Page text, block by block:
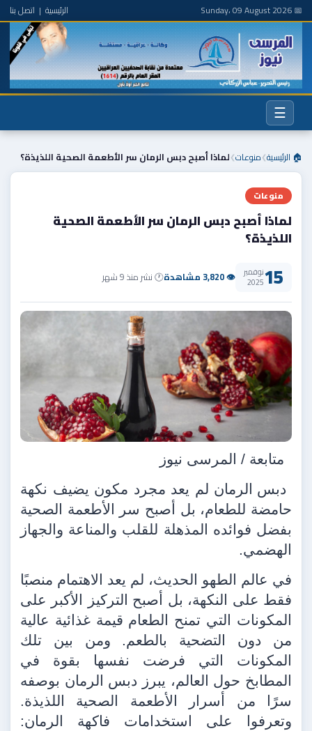
📅 Sunday، 09 August 2026 الرئيسية | اتصل بنا
☰
🏠 الرئيسية❯منوعات❯لماذا أصبح دبس الرمان سر الأطعمة الصحية اللذيذة؟
منوعات
لماذا أصبح دبس الرمان سر الأطعمة الصحية
اللذيذة؟
15نوفمبر
2025 👁 3,820 مشاهدة 🕐 نشر منذ 9 شهر
متابعة / المرسى نيوز
دبس الرمان لم يعد مجرد مكون يضيف نكهة
حامضة للطعام، بل أصبح سر الأطعمة الصحية
بفضل فوائده المذهلة للقلب والمناعة والجهاز
الهضمي.
في عالم الطهو الحديث، لم يعد الاهتمام منصبًا
فقط على النكهة، بل أصبح التركيز الأكبر على
المكونات التي تمنح الطعام قيمة غذائية عالية
من دون التضحية بالطعم. ومن بين تلك
المكونات التي فرضت نفسها بقوة في
المطابخ حول العالم، يبرز دبس الرمان بوصفه
سرًا من أسرار الأطعمة الصحية اللذيذة.
وتعرفوا على استخدامات فاكهة الرمان: